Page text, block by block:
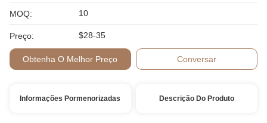
MOQ: 10
Preço: $28-35
Obtenha O Melhor Preço Conversar
Informações Pormenorizadas Descrição Do Produto